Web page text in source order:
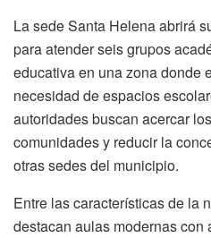
La sede Santa Helena abrirá
para atender seis grupos
educativa en una zona donde
necesidad de espacios
autoridades buscan acercar
comunidades y reducir la
otras sedes del municipio.
Entre las características de la
destacan aulas modernas